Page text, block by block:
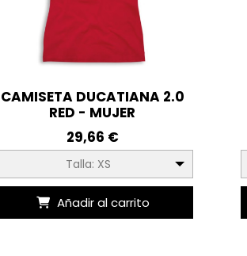
CAMISETA DUCATIANA 2.0
RED - MUJER
29,66 €
Talla: XS
Añadir al carrito